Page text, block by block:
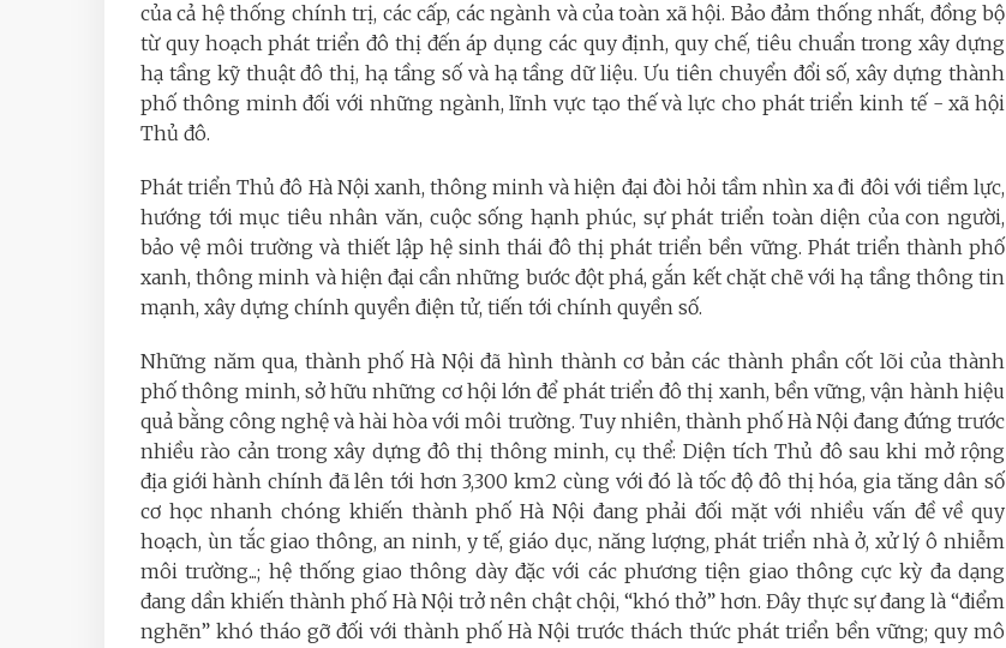
của cả hệ thống chính trị, các cấp, các ngành và của toàn xã hội. Bảo đảm thống nhất, đồng bộ
từ quy hoạch phát triển đô thị đến áp dụng các quy định, quy chế, tiêu chuẩn trong xây dựng
hạ tầng kỹ thuật đô thị, hạ tầng số và hạ tầng dữ liệu. Ưu tiên chuyển đổi số, xây dựng thành
phố thông minh đối với những ngành, lĩnh vực tạo thế và lực cho phát triển kinh tế - xã hội
Thủ đô.
Phát triển Thủ đô Hà Nội xanh, thông minh và hiện đại đòi hỏi tầm nhìn xa đi đôi với tiềm lực,
hướng tới mục tiêu nhân văn, cuộc sống hạnh phúc, sự phát triển toàn diện của con người,
bảo vệ môi trường và thiết lập hệ sinh thái đô thị phát triển bền vững. Phát triển thành phố
xanh, thông minh và hiện đại cần những bước đột phá, gắn kết chặt chẽ với hạ tầng thông tin
mạnh, xây dựng chính quyền điện tử, tiến tới chính quyền số.
Những năm qua, thành phố Hà Nội đã hình thành cơ bản các thành phần cốt lõi của thành
phố thông minh, sở hữu những cơ hội lớn để phát triển đô thị xanh, bền vững, vận hành hiệu
quả bằng công nghệ và hài hòa với môi trường. Tuy nhiên, thành phố Hà Nội đang đứng trước
nhiều rào cản trong xây dựng đô thị thông minh, cụ thể: Diện tích Thủ đô sau khi mở rộng
địa giới hành chính đã lên tới hơn 3,300 km2 cùng với đó là tốc độ đô thị hóa, gia tăng dân số
cơ học nhanh chóng khiến thành phố Hà Nội đang phải đối mặt với nhiều vấn đề về quy
hoạch, ùn tắc giao thông, an ninh, y tế, giáo dục, năng lượng, phát triển nhà ở, xử lý ô nhiễm
môi trường...; hệ thống giao thông dày đặc với các phương tiện giao thông cực kỳ đa dạng
đang dần khiến thành phố Hà Nội trở nên chật chội, “khó thở” hơn. Đây thực sự đang là “điểm
nghẽn” khó tháo gỡ đối với thành phố Hà Nội trước thách thức phát triển bền vững; quy mô